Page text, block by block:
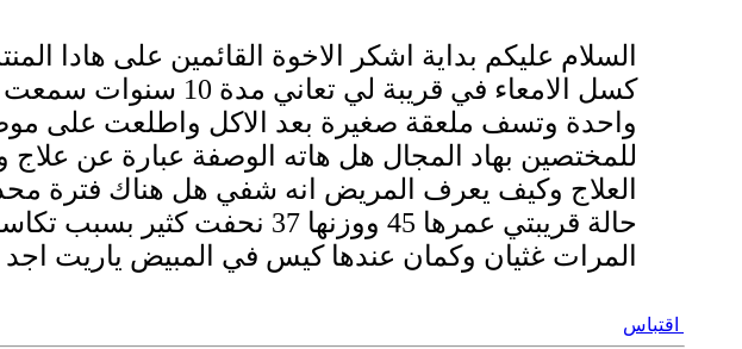
السلام عليكم بداية اشكر الاخوة القائمين على هادا
واحدة وتسف ملعقة صغيرة بعد الاكل واطلعت على
للمختصين بهاد المجال هل هاته الوصفة عبارة عن
العلاج وكيف يعرف المريض انه شفي هل هناك فترة
حالة قريبتي عمرها 45
المرات غثيان وكمان عندها كيس في المبيض ياريت اجد
اقتباس